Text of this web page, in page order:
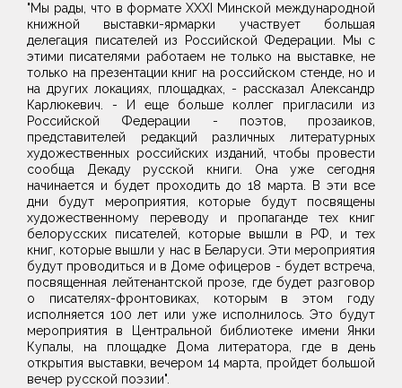
"Мы рады, что в формате XXХI Минской международной
книжной выставки-ярмарки участвует большая
делегация писателей из Российской Федерации. Мы с
этими писателями работаем не только на выставке, не
только на презентации книг на российском стенде, но и
на других локациях, площадках, - рассказал Александр
Карлюкевич. - И еще больше коллег пригласили из
Российской Федерации - поэтов, прозаиков,
представителей редакций различных литературных
художественных российских изданий, чтобы провести
сообща Декаду русской книги. Она уже сегодня
начинается и будет проходить до 18 марта. В эти все
дни будут мероприятия, которые будут посвящены
художественному переводу и пропаганде тех книг
белорусских писателей, которые вышли в РФ, и тех
книг, которые вышли у нас в Беларуси. Эти мероприятия
будут проводиться и в Доме офицеров - будет встреча,
посвященная лейтенантской прозе, где будет разговор
о писателях-фронтовиках, которым в этом году
исполняется 100 лет или уже исполнилось. Это будут
мероприятия в Центральной библиотеке имени Янки
Купалы, на площадке Дома литератора, где в день
открытия выставки, вечером 14 марта, пройдет большой
вечер русской поэзии".